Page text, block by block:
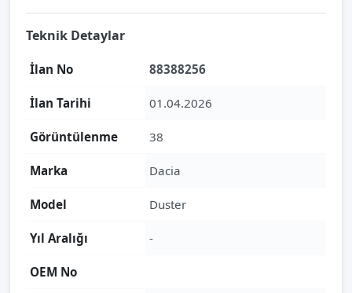
Teknik Detaylar
İlan No 88388256
İlan Tarihi 01.04.2026
Görüntülenme 38
Marka Dacia
Model Duster
Yıl Aralığı -
OEM No